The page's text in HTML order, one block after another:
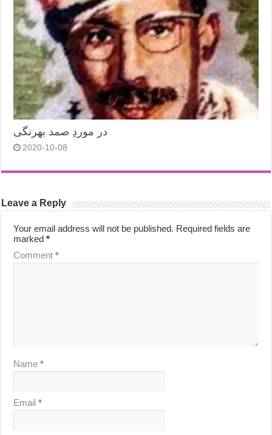
در موردِ صمد بهرنگی
2020-10-08
Leave a Reply
Your email address will not be published. Required fields are
marked*
Comment*
Name*
Email*